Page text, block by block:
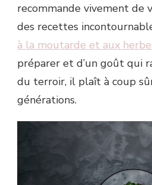
recommande vivement de
des recettes
à la moutarde et aux
préparer et d’un goût qui
du terroir, il plaît à coup
générations.